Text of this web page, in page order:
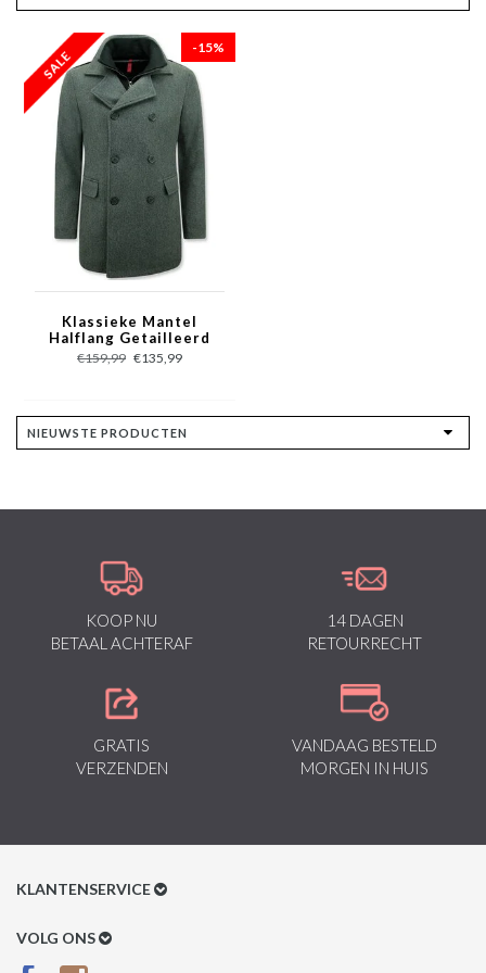
-15%
Klassieke Mantel
Halflang Getailleerd
Heren - 805 - Grijs
€159,99 €135,99
KOOP NU
BETAAL ACHTERAF
14 DAGEN
RETOURRECHT
GRATIS
VERZENDEN
VANDAAG BESTELD
MORGEN IN HUIS
KLANTENSERVICE
Klantenservice
Betaalmethoden
VOLG ONS